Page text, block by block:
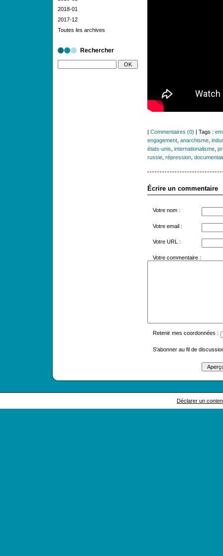
2018-01
2017-12
Toutes les archives
Rechercher
| Commentaires (0) | Tags :
engagement, anarchisme,
états-unis internationalisme,
russie, répression,
Écrire un commentaire
Votre nom :
Votre email :
Votre URL :
Votre commentaire :
Retenir mes coordonnées :
S'abonner au fil de
Déclarer un